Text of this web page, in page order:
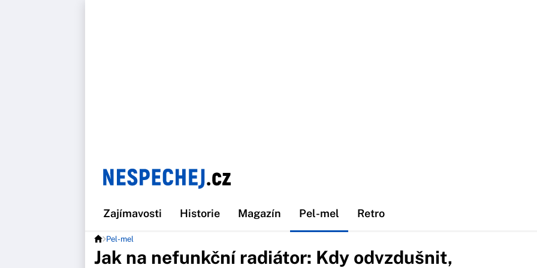
Zajímavosti Historie Magazín Pel-mel Retro
Pel-mel
Jak na nefunkční radiátor: Kdy odvzdušnit,